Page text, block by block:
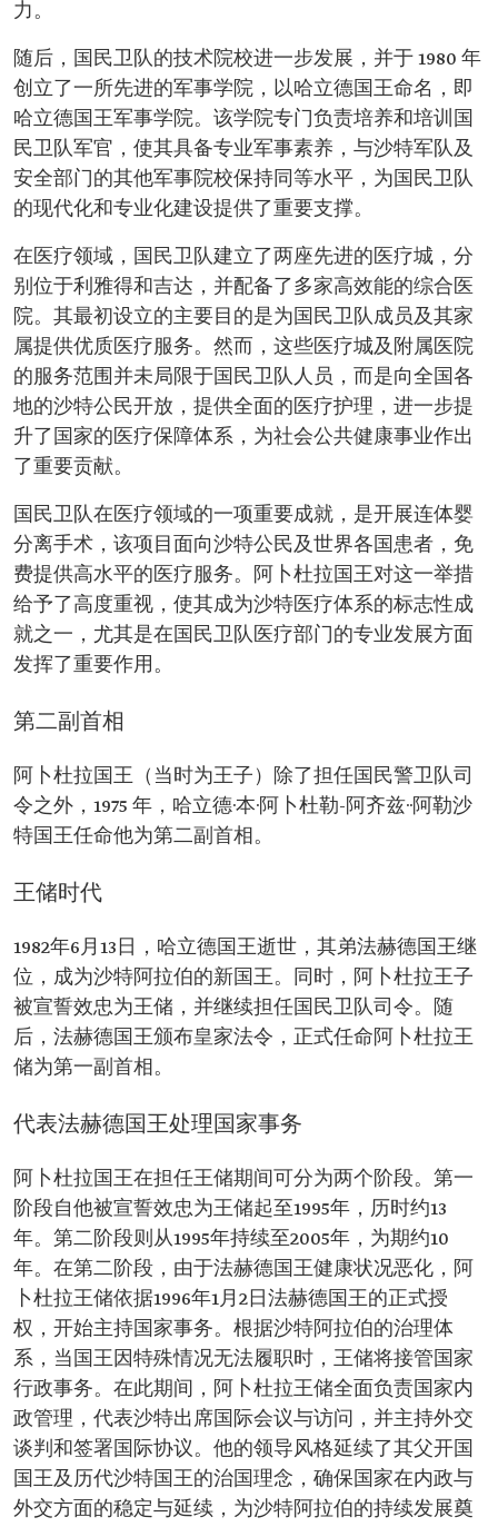
力。
随后，国民卫队的技术院校进一步发展，并于 1980 年
创立了一所先进的军事学院，以哈立德国王命名，即
哈立德国王军事学院。该学院专门负责培养和培训国
民卫队军官，使其具备专业军事素养，与沙特军队及
安全部门的其他军事院校保持同等水平，为国民卫队
的现代化和专业化建设提供了重要支撑。
在医疗领域，国民卫队建立了两座先进的医疗城，分
别位于利雅得和吉达，并配备了多家高效能的综合医
院。其最初设立的主要目的是为国民卫队成员及其家
属提供优质医疗服务。然而，这些医疗城及附属医院
的服务范围并未局限于国民卫队人员，而是向全国各
地的沙特公民开放，提供全面的医疗护理，进一步提
升了国家的医疗保障体系，为社会公共健康事业作出
了重要贡献。
国民卫队在医疗领域的一项重要成就，是开展连体婴
分离手术，该项目面向沙特公民及世界各国患者，免
费提供高水平的医疗服务。阿卜杜拉国王对这一举措
给予了高度重视，使其成为沙特医疗体系的标志性成
就之一，尤其是在国民卫队医疗部门的专业发展方面
发挥了重要作用。
第二副首相
阿卜杜拉国王（当时为王子）除了担任国民警卫队司
令之外，1975 年，哈立德·本·阿卜杜勒-阿齐兹··阿勒沙
特国王任命他为第二副首相。
王储时代
1982年6月13日，哈立德国王逝世，其弟法赫德国王继
位，成为沙特阿拉伯的新国王。同时，阿卜杜拉王子
被宣誓效忠为王储，并继续担任国民卫队司令。随
后，法赫德国王颁布皇家法令，正式任命阿卜杜拉王
储为第一副首相。
代表法赫德国王处理国家事务
阿卜杜拉国王在担任王储期间可分为两个阶段。第一
阶段自他被宣誓效忠为王储起至1995年，历时约13
年。第二阶段则从1995年持续至2005年，为期约10
年。在第二阶段，由于法赫德国王健康状况恶化，阿
卜杜拉王储依据1996年1月2日法赫德国王的正式授
权，开始主持国家事务。根据沙特阿拉伯的治理体
系，当国王因特殊情况无法履职时，王储将接管国家
行政事务。在此期间，阿卜杜拉王储全面负责国家内
政管理，代表沙特出席国际会议与访问，并主持外交
谈判和签署国际协议。他的领导风格延续了其父开国
国王及历代沙特国王的治国理念，确保国家在内政与
外交方面的稳定与延续，为沙特阿拉伯的持续发展奠